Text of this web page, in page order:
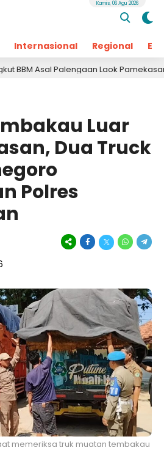
Internasional Regional
Kamis, 06 Agu 2026
Palengaan Laok Pamekasan
Luar
Dua Truck
Polres
memeriksa truk muatan tembakau